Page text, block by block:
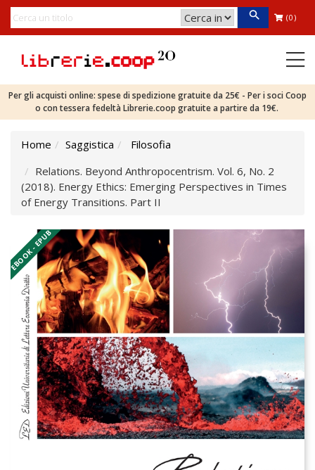
(0)
Per gli acquisti online: spese di spedizione gratuite da 25€ - Per i soci Coop
o con tessera fedeltà Librerie.coop gratuite a partire da 19€.
Home Saggistica
Filosofia
Relations. Beyond Anthropocentrism. Vol. 6, No. 2
(2018). Energy Ethics: Emerging Perspectives in Times
of Energy Transitions. Part II
EBOOK - EPUB